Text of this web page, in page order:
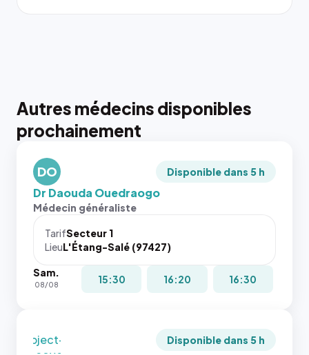
Autres médecins disponibles
prochainement
DO Disponible dans 5 h
Dr Daouda Ouedraogo
Médecin généraliste
TarifSecteur 1
LieuL'Étang-Salé (97427)
Sam.
08/08 15:30 16:20 16:30
{# 40×40
: la taille
rendue par
`.profile-
picture`,
et un
rapport 1:1
juste à
toutes les
puisque la
`object-
Disponible dans 5 h
{# 40×40
picture`,